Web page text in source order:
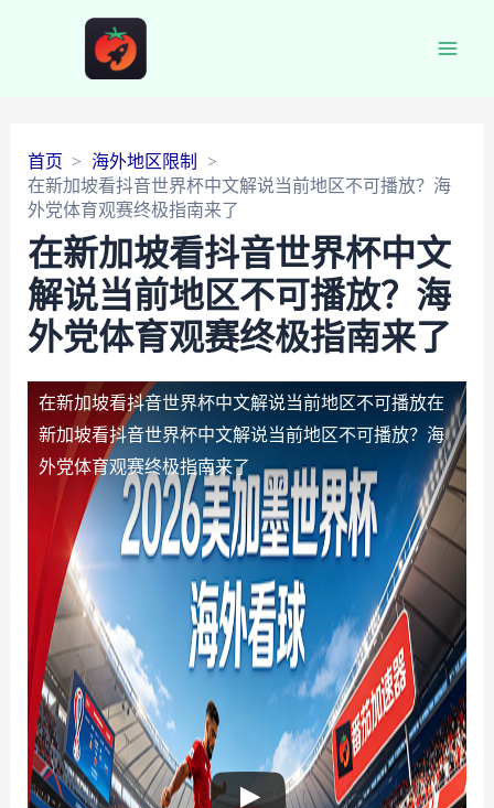
首页
海外地区限制
在新加坡看抖音世界杯中文解说当前地区不可播放？海
外党体育观赛终极指南来了
在新加坡看抖音世界杯中文
解说当前地区不可播放？海
外党体育观赛终极指南来了
在新加坡看抖音世界杯中文解说当前地区不可播放在
新加坡看抖音世界杯中文解说当前地区不可播放？海
外党体育观赛终极指南来了